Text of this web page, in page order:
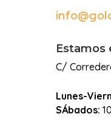
Estamos
C/
Lunes-
SÁbados: